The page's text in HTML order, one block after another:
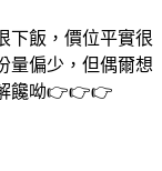
下飯，價位平實很
量偏少，但偶爾想
饞呦👉👉👉